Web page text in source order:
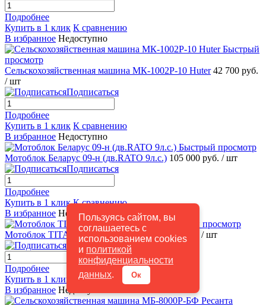
Пользуясь сайтом, вы
соглашаетесь с
использованием cookies
и политикой
конфиденциальности
данных. Ок
Подробнее
Купить в 1 клик К сравнению
В избранное Недоступно
Быстрый
просмотр
Сельскохозяйственная машина МК-1002Р-10 Huter 42 700 руб.
/ шт
Подписаться
Подробнее
Купить в 1 клик К сравнению
В избранное Недоступно
Быстрый просмотр
Мотоблок Беларус 09-н (дв.RATO 9л.с.) 105 000 руб. / шт
Подписаться
Подробнее
Купить в 1 клик К сравнению
В избранное Недоступно
Быстрый просмотр
Мотоблок TITAN TN-1900HP 18л.с. 64 500 руб. / шт
Подписаться
Подробнее
Купить в 1 клик
К сравнению
В избранное Недоступно